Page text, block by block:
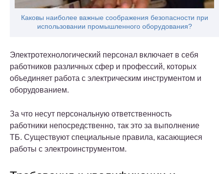
Каковы наиболее важные соображения безопасности при
использовании промышленного оборудования?
Электротехнологический персонал включает в себя
работников различных сфер и профессий, которых
объединяет работа с электрическим инструментом и
оборудованием.
За что несут персональную ответственность
работники непосредственно, так это за выполнение
ТБ. Существуют специальные правила, касающиеся
работы с электроинструментом.